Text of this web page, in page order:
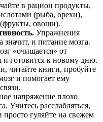
в рацион продукты,
(рыба, орехи),
овощи).
Упражнения
и питание мозга.
«очищается» от
и готовится к новому дню.
читайте книги, пробуйте
и помогает ему
напряжение плохо
Учитесь расслабляться,
гуляйте на свежем